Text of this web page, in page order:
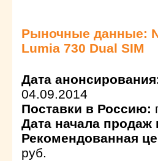
Рыночные данные:
Lumia 730 Dual SIM
Дата
04.09.2014
Поставки в Россию:
Дата начала продаж
Рекомендованная
руб.